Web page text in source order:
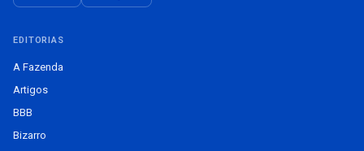
EDITORIAS
A Fazenda
Artigos
BBB
Bizarro